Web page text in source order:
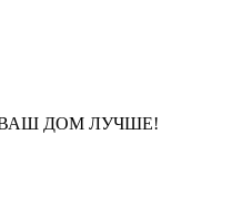
ДОМ ЛУЧШЕ!